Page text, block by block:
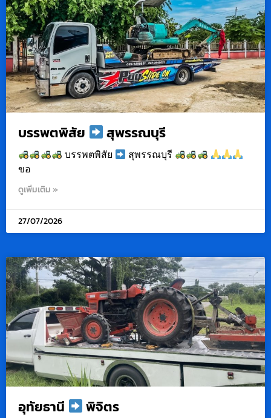
บรรพตพิสัย สุพรรณบุรี
บรรพตพิสัย
สุพรรณบุรี
ขอ
ดูเพิ่มเติม »
27/07/2026
อุทัยธานี พิจิตร